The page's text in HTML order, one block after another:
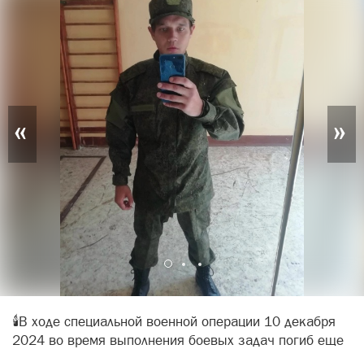
« »
🕯️️В ходе специальной военной операции 10 декабря
2024 во время выполнения боевых задач погиб еще